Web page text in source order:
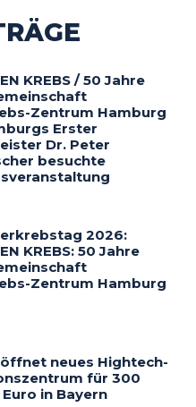
KREBS / 50 Jahre
Zentrum Hamburg
Erster
Dr. Peter
besuchte
2026:
KREBS: 50 Jahre
Zentrum Hamburg
neues Hightech-
für 300
in Bayern